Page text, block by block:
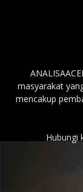
masyarakat
mencakup
Hubungi